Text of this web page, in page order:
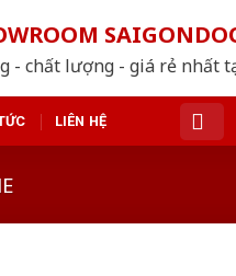
- chất lượng - giá rẻ nhất
LIÊN HỆ